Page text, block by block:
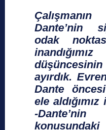
Dante’nin
odak
ayırdık.
Dante
ele
-